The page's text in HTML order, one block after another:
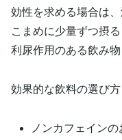
効性を求める場合は
こまめに少量ずつ摂
利尿作用のある飲み
効果的な飲料の選び方
ノンカフェイン